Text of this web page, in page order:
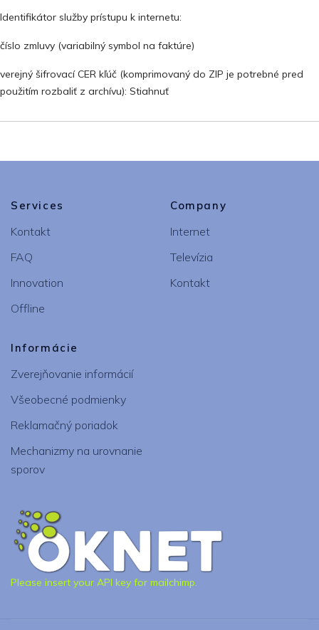
Identifikátor služby prístupu k internetu:
číslo zmluvy (variabilný symbol na faktúre)
verejný šifrovací CER kľúč (komprimovaný do ZIP je potrebné pred
použitím rozbaliť z archívu): Stiahnuť
Services
Kontakt
FAQ
Innovation
Offline
Company
Internet
Televízia
Kontakt
Informácie
Zverejňovanie informácií
Všeobecné podmienky
Reklamačný poriadok
Mechanizmy na urovnanie
sporov
Please insert your API key for mailchimp.